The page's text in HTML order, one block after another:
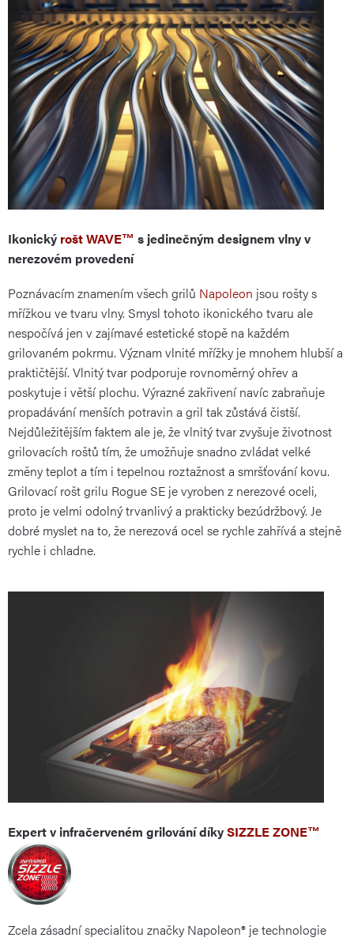
Ikonický rošt WAVE™ s jedinečným designem vlny v
nerezovém provedení
Poznávacím znamením všech grilů Napoleon jsou rošty s
mřížkou ve tvaru vlny. Smysl tohoto ikonického tvaru ale
nespočívá jen v zajímavé estetické stopě na každém
grilovaném pokrmu. Význam vlnité mřížky je mnohem hlubší a
praktičtější. Vlnitý tvar podporuje rovnoměrný ohřev a
poskytuje i větší plochu. Výrazné zakřivení navíc zabraňuje
propadávání menších potravin a gril tak zůstává čistší.
Nejdůležitějším faktem ale je, že vlnitý tvar zvyšuje životnost
grilovacích roštů tím, že umožňuje snadno zvládat velké
změny teplot a tím i tepelnou roztažnost a smršťování kovu.
Grilovací rošt grilu Rogue SE je vyroben z nerezové oceli,
proto je velmi odolný trvanlivý a prakticky bezúdržbový. Je
dobré myslet na to, že nerezová ocel se rychle zahřívá a stejně
rychle i chladne.
Expert v infračerveném grilování díkySIZZLE ZONE™
Zcela zásadní specialitou značky Napoleon® je technologie